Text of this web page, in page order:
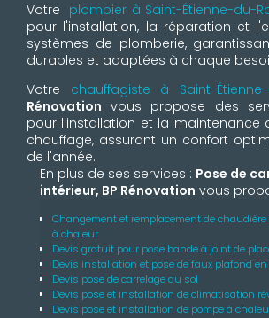
Votre plombier à Saint-Étienne-du-
pour l'installation, la réparation et
systèmes de plomberie,
durables et adaptées à chaque
Votre chauffagiste à Saint-
Rénovation vous propose des
pour l'installation et la maintenance
chauffage, assurant un confort
de l'année.
En plus de ses services : Pose de
intérieur, BP Rénovation vous
Changement et remplacement de
à chaleur
Devis gratuit pour pose bande à joint de
Devis installation et pose de faux plafond
Devis pose de carrelage au sol
Devis pose et installation de climatisation
Devis pose et installation de pompe à